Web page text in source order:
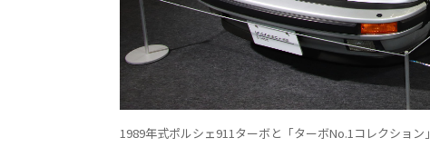
1989年式ポルシェ911ターボと「ターボNo.1コレクション」